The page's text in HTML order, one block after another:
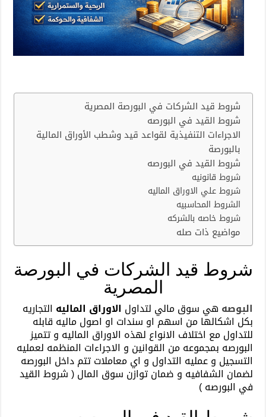
شروط قيد الشركات في البورصة المصرية
شروط القيد في البورصه
الاجراءات التنفيذية لقواعد قيد وشطب الأوراق المالية
بالبورصة
شروط القيد في البورصه
شروط قانونيه
شروط علي الاوراق الماليه
الشروط المحاسبيه
شروط خاصه بالشركه
مواضيع ذات صله
شروط قيد الشركات في البورصة
المصرية
البوصه هي سوق مالي لتداول الاوراق الماليه التجاريه
بكل اشكالها من اسهم او سندات او اصول ماليه قابله
للتداول مع اختلاف الانواع لهذه الاوراق الماليه و تتميز
البورصه بمجموعه من القوانين و الاجراءات المنظمه لعمليه
التسجيل و عمليه التداول و اي معاملات تتم داخل البورصه
لضمان الشفافيه و ضمان توازن سوق المال ( شروط القيد
في البورصه )